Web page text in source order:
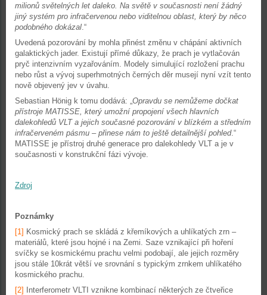
milionů světelných let daleko. Na světě v současnosti není žádný
jiný systém pro infračervenou nebo viditelnou oblast, který by něco
podobného dokázal.“
Uvedená pozorování by mohla přinést změnu v chápání aktivních
galaktických jader. Existují přímé důkazy, že prach je vytlačován
pryč intenzivním vyzařováním. Modely simulující rozložení prachu
nebo růst a vývoj superhmotných černých děr musejí nyní vzít tento
nově objevený jev v úvahu.
Sebastian Hönig k tomu dodává: „Opravdu se nemůžeme dočkat
přístroje MATISSE, který umožní propojení všech hlavních
dalekohledů VLT a jejich současné pozorování v blízkém a středním
infračerveném pásmu – přinese nám to ještě detailnější pohled.“
MATISSE je přístroj druhé generace pro dalekohledy VLT a je v
současnosti v konstrukční fázi vývoje.
Zdroj
Poznámky
[1] Kosmický prach se skládá z křemíkových a uhlíkatých zrn –
materiálů, které jsou hojné i na Zemi. Saze vznikající při hoření
svíčky se kosmickému prachu velmi podobají, ale jejich rozměry
jsou stále 10krát větší ve srovnání s typickým zrnkem uhlíkatého
kosmického prachu.
[2]
Interferometr VLTI vznikne kombinací některých ze čtveřice